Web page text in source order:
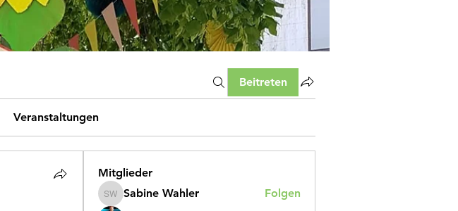
Beitreten
Veranstaltungen
Mitglieder
Sabine Wahler
Sabine Wahler
Folgen